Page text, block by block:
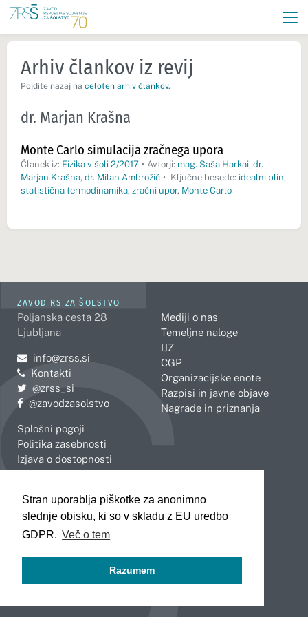
Stran uporablja piškotke za anonimno
slednje obisku, ki so v skladu z EU uredbo
GDPR. Več o tem
Razumem
Arhiv člankov iz revij
Pojdite nazaj na celoten arhiv člankov.
dr. Marjan Krašna
Monte Carlo simulacija zračnega upora
Članek iz: Fizika v šoli 2/2017 • Avtorji: mag. Saša Harkai, dr.
Marjan Krašna, dr. Milan Ambrožič • Ključne besede: idealni plin,
statistična termodinamika, zračni upor, Monte Carlo
ZAVOD RS ZA ŠOLSTVO
Poljanska cesta 28
Ljubljana
Pošljite e-mail na
info@zrss.si
Kontakti
Pojdite na Twitter:
@zrss_si
Pojdite na Facebook:
@zavodzasolstvo
Splošni pogoji
Politika zasebnosti
Izjava o dostopnosti
Mediji o nas
Temeljne naloge
IJZ
CGP
Organizacijske enote
Razpisi in javne objave
Nagrade in priznanja
Celje
Koper
Kranj
Novo mesto
Slovenj Gradec